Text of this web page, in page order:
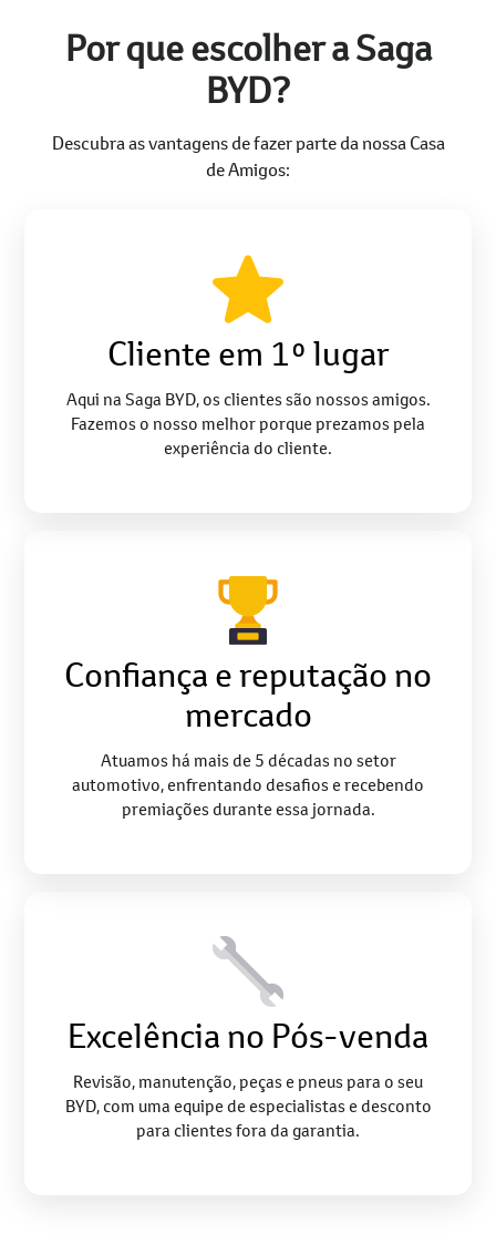
BYD?
Descubra as vantagens de fazer parte da nossa Casa
de Amigos:
Cliente em 1º lugar
Aqui na Saga BYD, os clientes são nossos amigos.
Fazemos o nosso melhor porque prezamos pela
experiência do cliente.
Confiança e reputação no
mercado
Atuamos há mais de 5 décadas no setor
automotivo, enfrentando desafios e recebendo
premiações durante essa jornada.
Excelência no Pós-venda
Revisão, manutenção, peças e pneus para o seu
BYD, com uma equipe de especialistas e desconto
para clientes fora da garantia.